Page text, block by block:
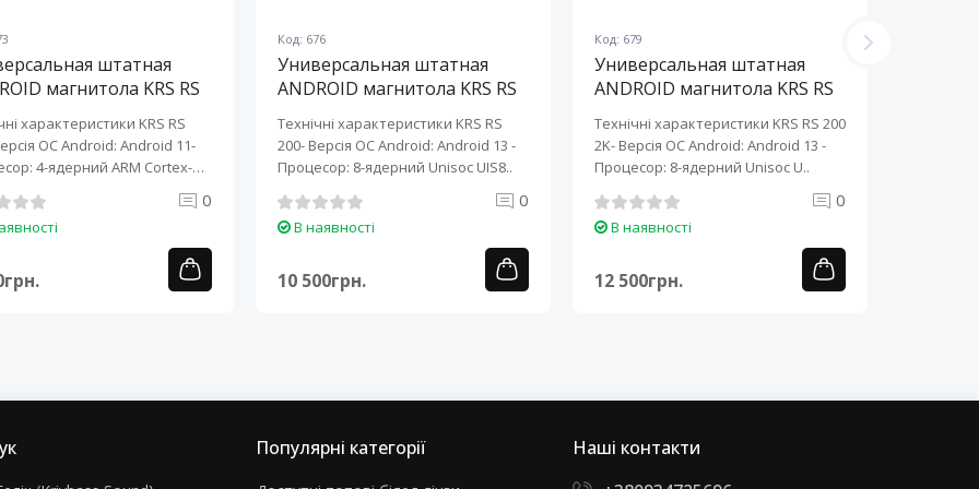
штатная
магнитола KRS RS
характеристики KRS RS
ОС Android: Android 11-
4-ядерний ARM Cortex-
0
Код: 676
Универсальная штатная
ANDROID магнитола KRS RS
Технічні характеристики KRS RS
200- Версія ОС Android: Android 13 ​-
Процесор: 8-ядерний Unisoc UIS8..
0
В наявності
10 500грн.
Код: 679
Универсальная штатная
ANDROID магнитола KRS RS
Технічні характеристики KRS RS 200
2K- Версія ОС Android: Android 13 ​-
Процесор: 8-ядерний Unisoc U..
0
В наявності
12 500грн.
Популярні категорії
Наші контакти